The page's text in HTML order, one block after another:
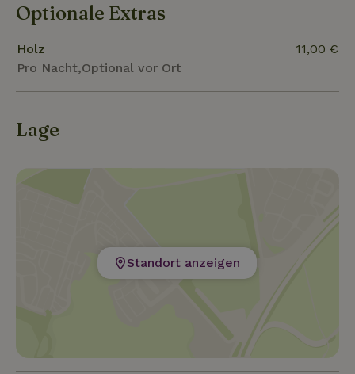
Optionale Extras
Holz
Pro Nacht,Optional vor Ort
11,00 €
Lage
Standort anzeigen